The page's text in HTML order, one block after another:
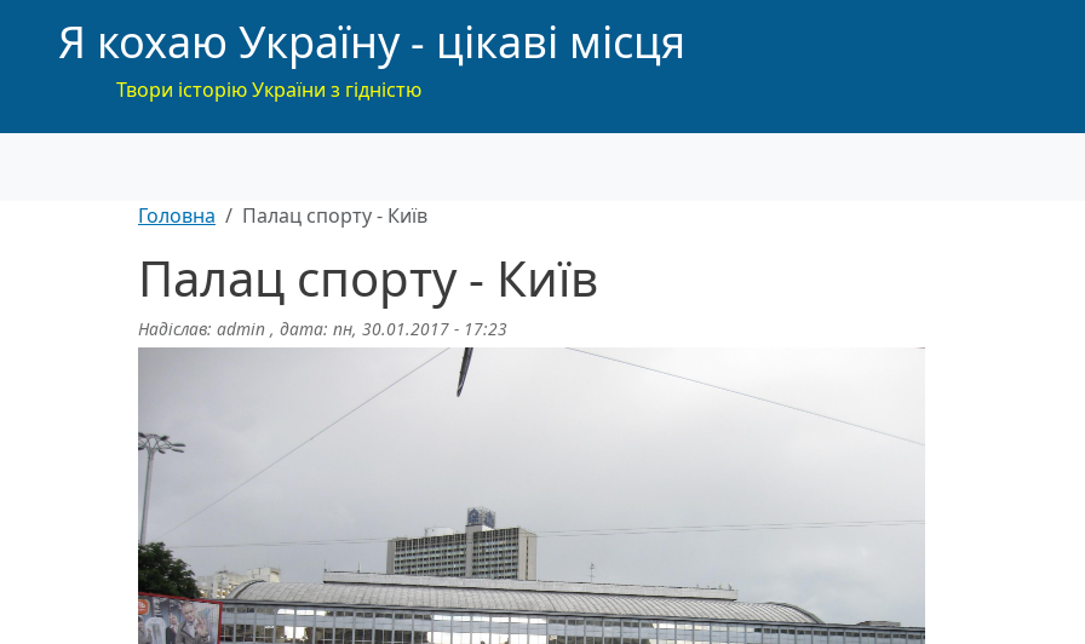
Я кохаю Україну - цікаві місця
Твори історію України з гідністю
Головна Палац спорту - Київ
Палац спорту - Київ
Надіслав: admin , дата: пн, 30.01.2017 - 17:23